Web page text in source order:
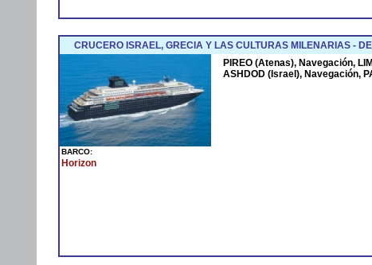
CRUCERO ISRAEL, GRECIA Y LAS CULTURAS MILENARIAS -
BARCO:
Horizon
PIREO (Atenas), Navegación,
ASHDOD (Israel), Navegación,